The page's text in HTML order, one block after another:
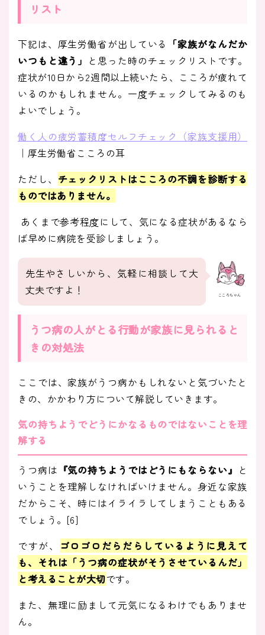
リスト
下記は、厚生労働省が出している
「家族がなんだか
いつもと違う」 と思った時のチェックリストです。
症状が10日から2週間以上続いたら、こころが疲れて
いるのかもしれません。一度チェックしてみるのも
よいでしょう。
働く人の疲労蓄積度セルフチェック（家族支援用）
｜厚生労働省こころの耳
ただし、 チェックリストはこころの不調を診断する
ものではありません。
あくまで参考程度にして、気になる症状があるなら
ば早めに病院を受診しましょう。
こころちゃん
先生やさしいから、気軽に相談して大
丈夫ですよ！
うつ病の人がとる行動が家族に見られると
きの対処法
ここでは、家族がうつ病かもしれないと気づいたと
きの、かかわり方について解説していきます。
気の持ちようでどうにかなるものではないことを理
解する
うつ病は 『気の持ちようではどうにもならない』 と
いうことを理解しなければいけません。身近な家族
だからこそ、時にはイライラしてしまうこともある
でしょう。[6]
ですが、 ゴロゴロだらだらしているように見えて
も、それは「うつ病の症状がそうさせているんだ」
と考えることが大切です。
また、無理に励まして元気になるわけでもありませ
ん。